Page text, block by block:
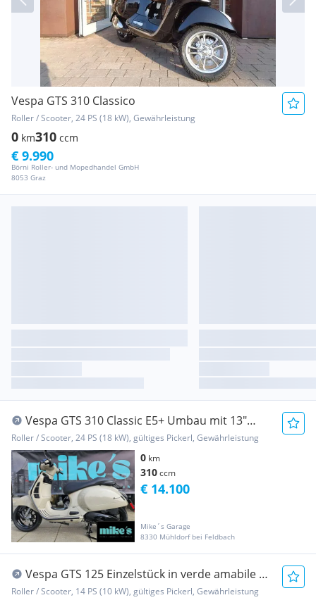
Vespa GTS 310 Classico
Roller / Scooter, 24 PS (18 kW), Gewährleistung
0 km310 ccm
Börni Roller- und Mopedhandel GmbH
8053 Graz
€ 9.990
Vespa GTS 310 Classic E5+ Umbau mit 13"
Felgen und Be...
Roller / Scooter, 24 PS (18 kW), gültiges Pickerl, Gewährleistung
0 km
310ccm
Mike´s Garage
8330 Mühldorf bei Feldbach
€ 14.100
Vespa GTS 125 Einzelstück in verde amabile +
blu ener...
Roller / Scooter, 14 PS (10 kW), gültiges Pickerl, Gewährleistung